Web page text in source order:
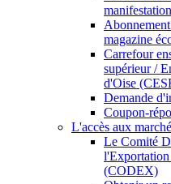
magazine
Carrefour
supérieur /
d'Oise
Demande
Coupon-
L'accès aux
Le Comité
(CODEX)